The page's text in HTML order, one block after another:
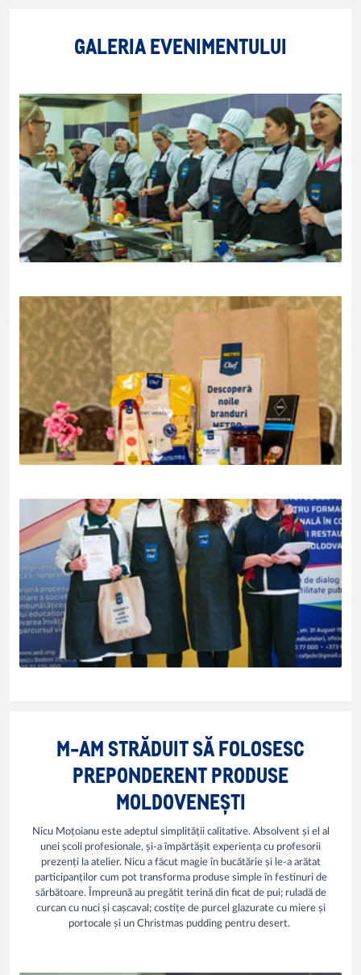
GALERIA EVENIMENTULUI
M-AM STRĂDUIT SĂ FOLOSESC
PREPONDERENT PRODUSE
MOLDOVENEȘTI
Nicu Moțoianu este adeptul simplității calitative. Absolvent și el al
unei școli profesionale, și-a împărtășit experiența cu profesorii
prezenți la atelier. Nicu a făcut magie în bucătărie și le-a arătat
participanților cum pot transforma produse simple în festinuri de
sărbătoare. Împreună au pregătit terină din ficat de pui; ruladă de
curcan cu nuci și cașcaval; costițe de purcel glazurate cu miere și
portocale și un Christmas pudding pentru desert.